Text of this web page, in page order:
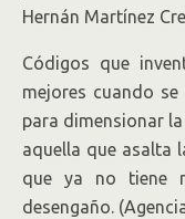
Hernán Martínez
Códigos que
mejores cuando
para dimensionar
aquella que asalta
que ya no tiene
desengaño.